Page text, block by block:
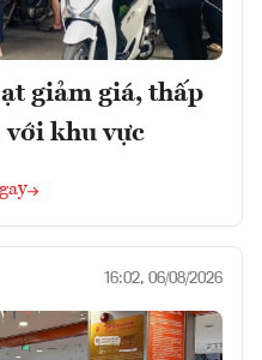
giảm giá, thấp
với khu vực
16:02, 06/08/2026